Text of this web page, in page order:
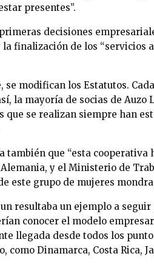
presentes”.
decisiones
finalización de los “servicios
modifican los Estatutos.
la mayoría de socias de Auzo
que se realizan siempre han
también que “esta
y el Ministerio de
este grupo de mujeres
resultaba un ejemplo a
conocer el modelo
llegada desde todos los
como Dinamarca, Costa Rica,